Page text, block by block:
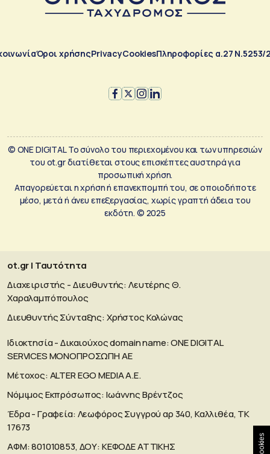
Όροι χρήσηςPrivacyCookiesΠληροφορίες α.27 Ν.5253/
© ONE DIGITAL Το σύνολο του περιεχομένου και των υπηρεσιών
του ot.gr διατίθεται στους επισκέπτες αυστηρά για
προσωπική χρήση.
Απαγορεύεται η χρήση ή επανεκπομπή του, σε οποιοδήποτε
μέσο, μετά ή άνευ επεξεργασίας, χωρίς γραπτή άδεια του
εκδότη. © 2025
ot.gr | Ταυτότητα
Διαχειριστής - Διευθυντής: Λευτέρης Θ.
Χαραλαμπόπουλος
Διευθυντής Σύνταξης: Χρήστος Κολώνας
Ιδιοκτησία - Δικαιούχος domain name: ΟΝΕ DIGITAL
SERVICES MONOΠΡΟΣΩΠΗ ΑΕ
Μέτοχος: ALTER EGO MEDIA A.E.
Νόμιμος Εκπρόσωπος: Ιωάννης Βρέντζος
Έδρα - Γραφεία: Λεωφόρος Συγγρού αρ 340, Καλλιθέα, ΤΚ
17673
ΑΦΜ: 801010853, ΔΟΥ: ΚΕΦΟΔΕ ΑΤΤΙΚΗΣ
Cookies